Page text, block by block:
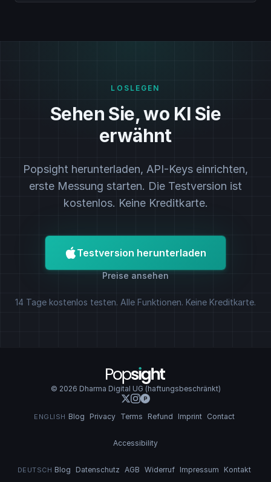
LOSLEGEN
Sehen Sie, wo KI Sie
erwähnt
Popsight herunterladen, API-Keys einrichten,
erste Messung starten. Die Testversion ist
kostenlos. Keine Kreditkarte.
Testversion herunterladen
Preise ansehen
14 Tage kostenlos testen. Alle Funktionen. Keine Kreditkarte.
© 2026 Dharma Digital UG (haftungsbeschränkt)
ENGLISH Blog Privacy Terms Refund Imprint Contact
Accessibility
DEUTSCH Blog Datenschutz AGB Widerruf Impressum Kontakt